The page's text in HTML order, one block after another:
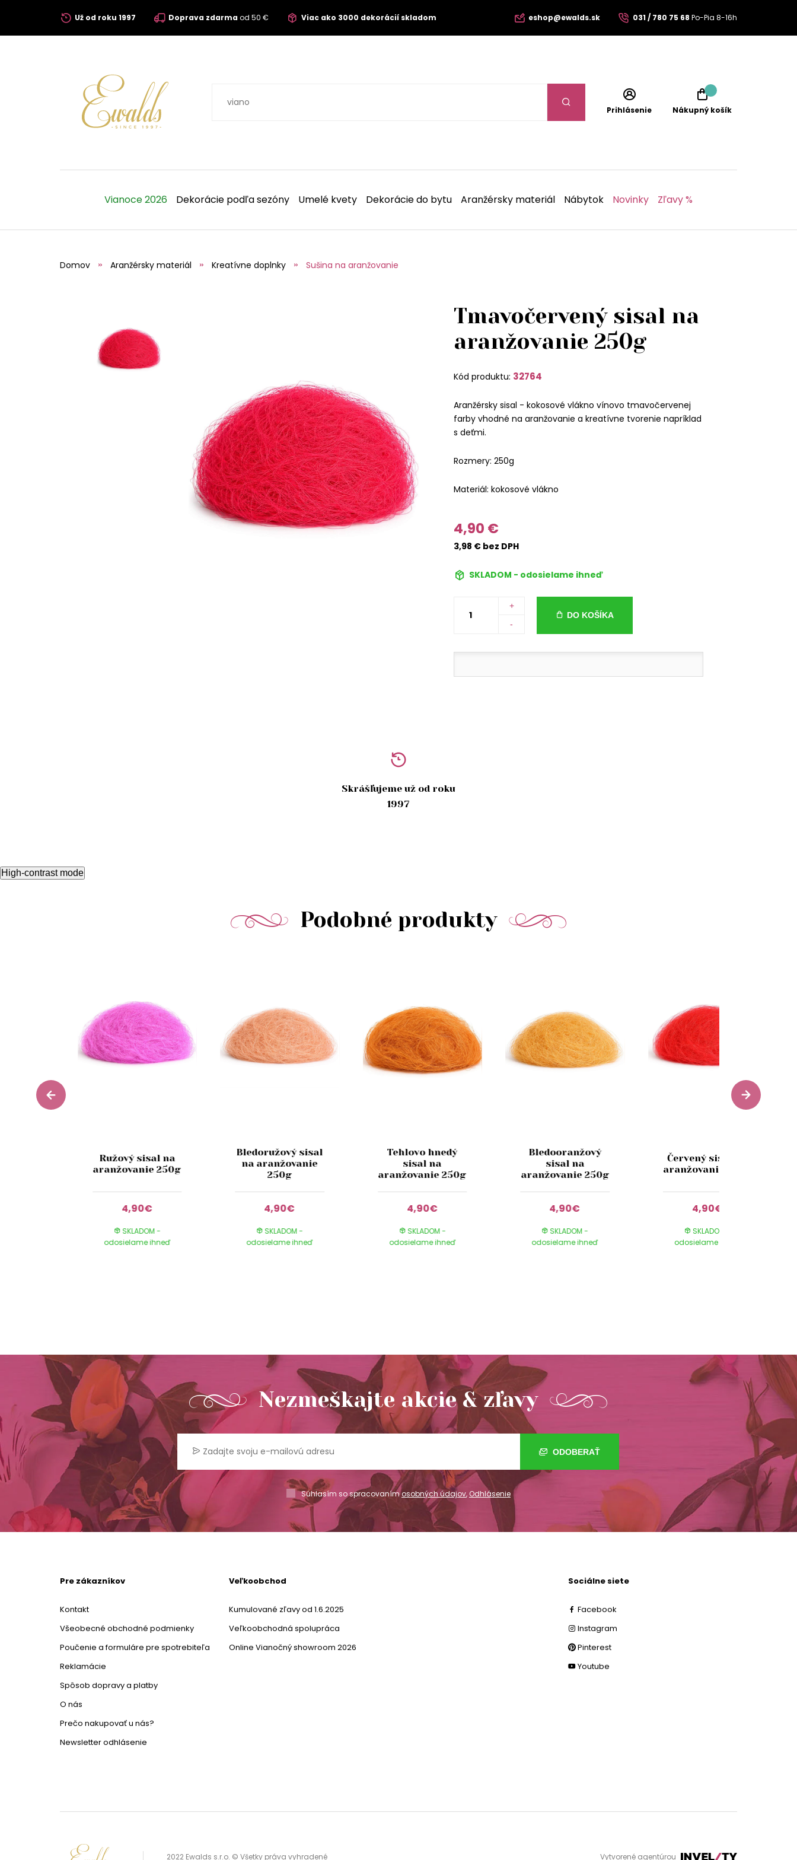
Už od roku 1997 Doprava zdarmaod 50 € Viac ako 3000 dekorácií skladom eshop@ewalds.sk 031 / 780 75 68 Po-Pia 8-16h
Prihlásenie Nákupný košík
Vianoce 2026 Dekorácie podľa sezóny Umelé kvety Dekorácie do bytu Aranžérsky materiál Nábytok Novinky Zľavy %
Domov Aranžérsky materiál Kreatívne doplnky Sušina na aranžovanie
Tmavočervený sisal na
aranžovanie 250g
Kód produktu: 32764
Aranžérsky sisal - kokosové vlákno vínovo tmavočervenej
farby vhodné na aranžovanie a kreatívne tvorenie napríklad
s deťmi.
Rozmery: 250g
Materiál: kokosové vlákno
4,90 €
3,98 € bez DPH
SKLADOM - odosielame ihneď
+
-
DO KOŠÍKA
Skrášľujeme už od roku
1997
High-contrast mode
Podobné produkty
Ružový sisal na
aranžovanie 250g
4,90€
SKLADOM -
odosielame ihneď
Bledoružový sisal
na aranžovanie
250g
4,90€
SKLADOM -
odosielame ihneď
Tehlovo hnedý
sisal na
aranžovanie 250g
4,90€
SKLADOM -
odosielame ihneď
Bledooranžový
sisal na
aranžovanie 250g
4,90€
SKLADOM -
odosielame ihneď
Červený sisal na
aranžovanie 250g
4,90€
SKLADOM -
odosielame ihneď
Nezmeškajte akcie & zľavy
ODOBERAŤ
Súhlasím so spracovanímosobných údajov,Odhlásenie
Pre zákazníkov
Kontakt
Všeobecné obchodné podmienky
Poučenie a formuláre pre spotrebiteľa
Reklamácie
Spôsob dopravy a platby
O nás
Prečo nakupovať u nás?
Newsletter odhlásenie
Veľkoobchod
Kumulované zľavy od 1.6.2025
Veľkoobchodná spolupráca
Online Vianočný showroom 2026
Sociálne siete
Facebook
Instagram
Pinterest
Youtube
2022 Ewalds s.r.o. © Všetky práva vyhradené Vytvorené agentúrou